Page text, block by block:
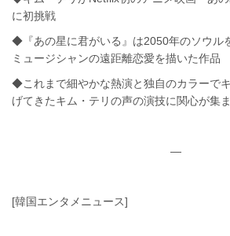
に初挑戦
◆『あの星に君がいる』は2050年のソウル
ミュージシャンの遠距離恋愛を描いた作品
◆これまで細やかな熱演と独自のカラーで
げてきたキム・テリの声の演技に関心が集
—
[韓国エンタメニュース]